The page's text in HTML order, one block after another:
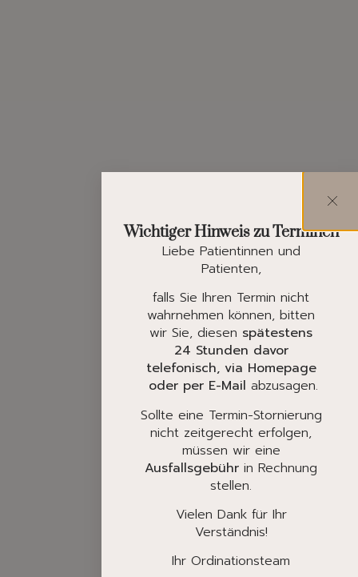
Wichtiger Hinweis zu Terminen
Liebe Patientinnen und
Patienten,
falls Sie Ihren Termin nicht
wahrnehmen können, bitten
wir Sie, diesen spätestens
24 Stunden davor
telefonisch, via Homepage
oder per E-Mail abzusagen.
Sollte eine Termin-Stornierung
nicht zeitgerecht erfolgen,
müssen wir eine
Ausfallsgebühr in Rechnung
stellen.
Vielen Dank für Ihr
Verständnis!
Ihr Ordinationsteam